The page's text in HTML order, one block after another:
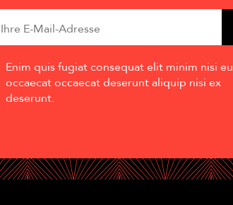
Enim quis fugiat consequat elit minim nisi eu
occaecat occaecat deserunt aliquip nisi ex
deserunt.